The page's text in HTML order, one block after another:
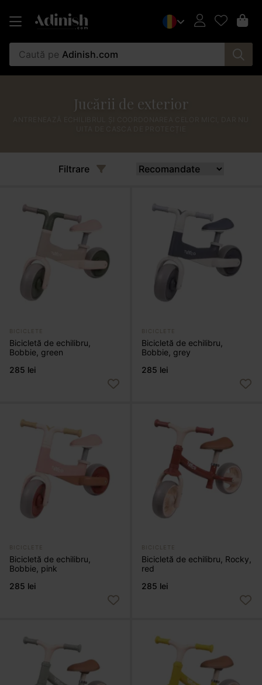
Caută pe Adinish.com
Jucării de exterior
Filtrare
BICICLETE
Bicicletă de echilibru,
Bobbie, green
285 lei
BICICLETE
Bicicletă de echilibru,
Bobbie, grey
285 lei
BICICLETE
Bicicletă de echilibru,
Bobbie, pink
285 lei
BICICLETE
Bicicletă de echilibru, Rocky,
red
285 lei